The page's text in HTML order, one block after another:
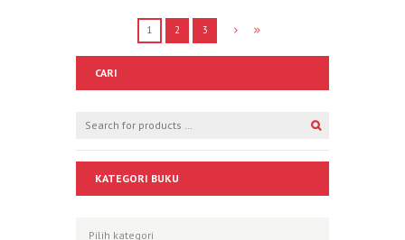
1 2 3
CARI
KATEGORI BUKU